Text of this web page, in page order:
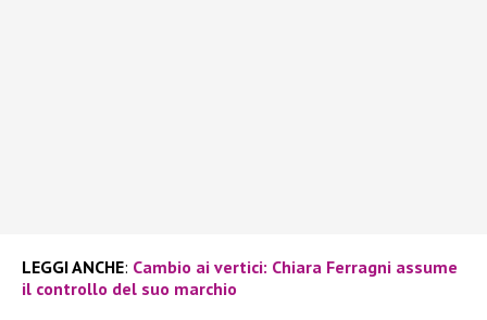
LEGGI ANCHE: Cambio ai vertici: Chiara Ferragni assume
il controllo del suo marchio